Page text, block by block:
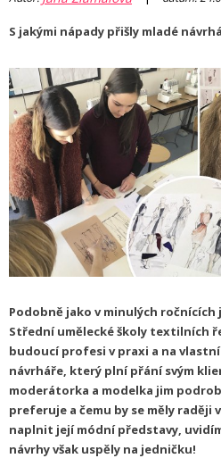
S jakými nápady přišly mladé
Podobně jako v minulých
Střední umělecké školy textilních
budoucí profesi v praxi a na
návrháře, který plní přání svým
moderátorka a modelka jim
preferuje a čemu by se měly raději
naplnit její módní představy,
návrhy však uspěly na jedničku!